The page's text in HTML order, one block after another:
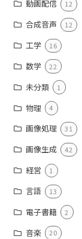
動画配信 12
合成音声 12
工学 16
数学 22
未分類 1
物理 4
画像処理 31
画像生成 42
経営 1
言語 13
電子書籍 2
音楽 20